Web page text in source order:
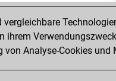
vergleichbare
ihrem
von Analyse-Cookies